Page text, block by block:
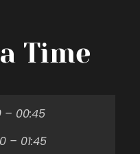
Time
– 00:45
– 01:45